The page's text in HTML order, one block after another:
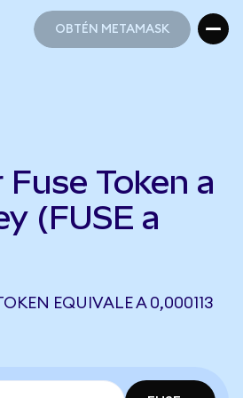
OBTÉN METAMASK
Token a
(FUSE a
EQUIVALE A 0,000113